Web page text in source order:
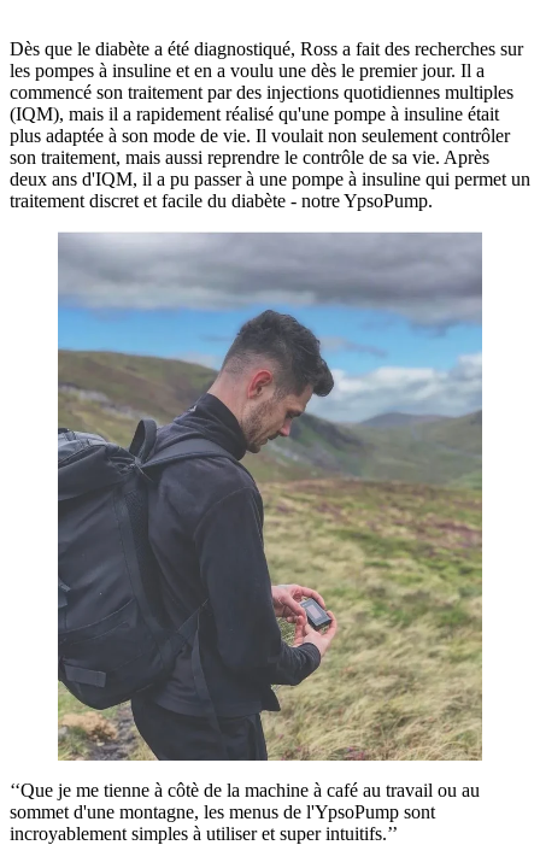
Dès que le diabète a été diagnostiqué, Ross a fait des recherches sur
les pompes à insuline et en a voulu une dès le premier jour. Il a
commencé son traitement par des injections quotidiennes multiples
(IQM), mais il a rapidement réalisé qu'une pompe à insuline était
plus adaptée à son mode de vie. Il voulait non seulement contrôler
son traitement, mais aussi reprendre le contrôle de sa vie. Après
deux ans d'IQM, il a pu passer à une pompe à insuline qui permet un
traitement discret et facile du diabète - notre YpsoPump.
‘‘Que je me tienne à côtè de la machine à café au travail ou au
sommet d'une montagne, les menus de l'YpsoPump sont
incroyablement simples à utiliser et super intuitifs.’’